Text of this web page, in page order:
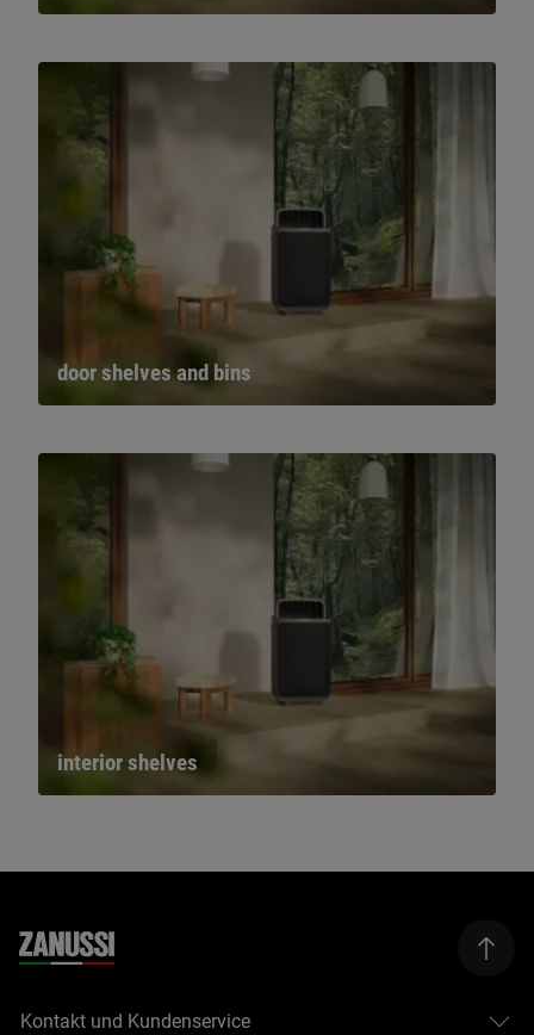
door shelves and bins
interior shelves
Kontakt und Kundenservice